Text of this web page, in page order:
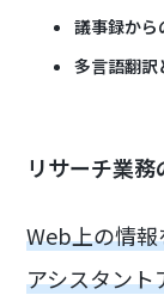
議事録から
多言語翻
リサーチ業務
Web上の情
アシスタント